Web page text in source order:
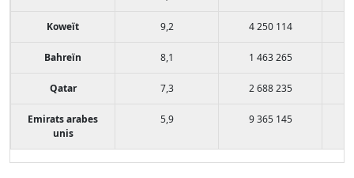
Koweït 9,2 4 250 114
Bahreïn 8,1 1 463 265
Qatar 7,3 2 688 235
Emirats arabes
unis
5,9 9 365 145